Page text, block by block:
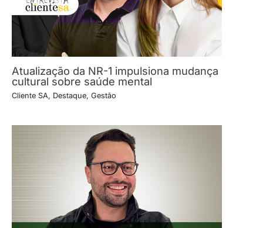
Atualização da NR-1 impulsiona mudança
cultural sobre saúde mental
Cliente SA, Destaque, Gestão